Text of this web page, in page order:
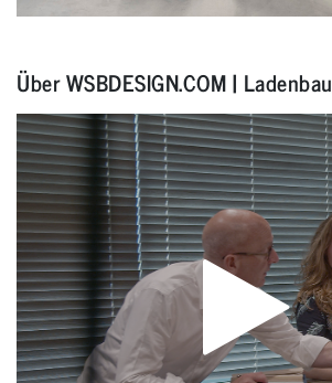
Über WSBDESIGN.COM | Ladenbau